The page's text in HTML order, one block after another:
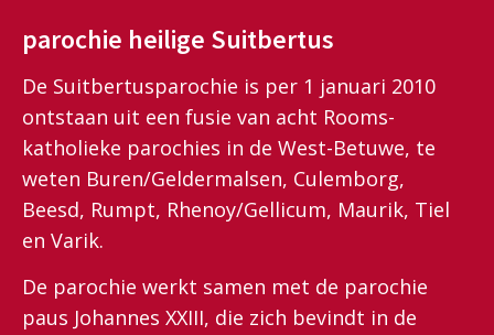
parochie heilige Suitbertus
De Suitbertusparochie is per 1 januari 2010
ontstaan uit een fusie van acht Rooms-
katholieke parochies in de West-Betuwe, te
weten Buren/Geldermalsen, Culemborg,
Beesd, Rumpt, Rhenoy/Gellicum, Maurik, Tiel
en Varik.
De parochie werkt samen met de parochie
paus Johannes XXIII, die zich bevindt in de